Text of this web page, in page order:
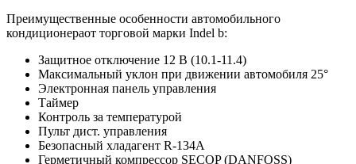
Преимущественные особенности автомобильного
кондиционераот торговой марки Indel b:
Защитное отключение 12 В (10.1-11.4)
Максимальный уклон при движении автомобиля 25°
Электронная панель управления
Таймер
Контроль за температурой
Пульт дист. управления
Безопасный хладaгент R-134A
Герметичный компрессор SECOP (DANFOSS)